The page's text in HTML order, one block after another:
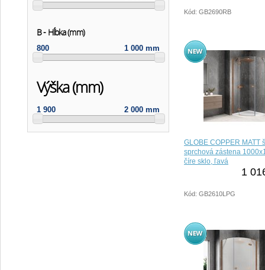
B - Hĺbka (mm)
800 1 000 mm
Výška (mm)
1 900 2 000 mm
Kód: GB2690RB
GLOBE COPPER MATT
sprchová zástena
číre sklo, ľavá
1
Kód: GB2610LPG